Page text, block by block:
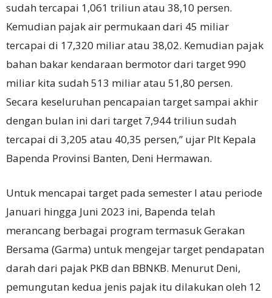
sudah tercapai 1,061 triliun atau 38,10 persen.
Kemudian pajak air permukaan dari 45 miliar
tercapai di 17,320 miliar atau 38,02. Kemudian pajak
bahan bakar kendaraan bermotor dari target 990
miliar kita sudah 513 miliar atau 51,80 persen.
Secara keseluruhan pencapaian target sampai akhir
dengan bulan ini dari target 7,944 triliun sudah
tercapai di 3,205 atau 40,35 persen,” ujar Plt Kepala
Bapenda Provinsi Banten, Deni Hermawan.
Untuk mencapai target pada semester I atau periode
Januari hingga Juni 2023 ini, Bapenda telah
merancang berbagai program termasuk Gerakan
Bersama (Garma) untuk mengejar target pendapatan
darah dari pajak PKB dan BBNKB. Menurut Deni,
pemungutan kedua jenis pajak itu dilakukan oleh 12